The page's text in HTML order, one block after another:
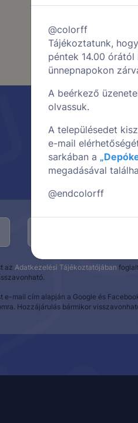
@colorff
Tájékoztatunk,
péntek 14.00
ünnepnapokon
A beérkező
olvassuk.
A településedet
e-mail
sarkában a
megadásával
@endcolorff
hogy elsőként
az Adatkezelési Tájékoztatójában
e-mail cím alapján a Google és
Hozzájárulás bármikor